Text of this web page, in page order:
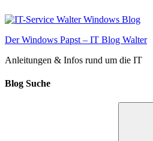
Inhalt
Der Windows Papst – IT Blog Walter
Anleitungen & Infos rund um die IT
Blog Suche